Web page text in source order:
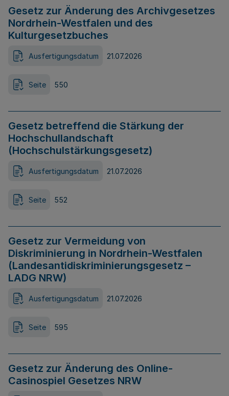
Gesetz zur Änderung des Archivgesetzes
Nordrhein-Westfalen und des
Kulturgesetzbuches
Ausfertigungsdatum 21.07.2026
Seite 550
Gesetz betreffend die Stärkung der
Hochschullandschaft
(Hochschulstärkungsgesetz)
Ausfertigungsdatum 21.07.2026
Seite 552
Gesetz zur Vermeidung von
Diskriminierung in Nordrhein-Westfalen
(Landesantidiskriminierungsgesetz –
LADG NRW)
Ausfertigungsdatum 21.07.2026
Seite 595
Gesetz zur Änderung des Online-
Casinospiel Gesetzes NRW